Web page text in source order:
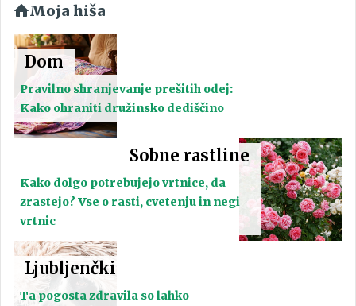
Moja hiša
Dom
Pravilno shranjevanje prešitih odej:
Kako ohraniti družinsko dediščino
Sobne rastline
Kako dolgo potrebujejo vrtnice, da
zrastejo? Vse o rasti, cvetenju in negi
vrtnic
Ljubljenčki
Ta pogosta zdravila so lahko